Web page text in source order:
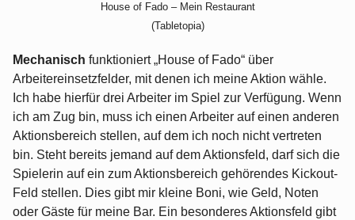
House of Fado – Mein Restaurant
(Tabletopia)
Mechanisch funktioniert „House of Fado“ über
Arbeitereinsetzfelder, mit denen ich meine Aktion wähle.
Ich habe hierfür drei Arbeiter im Spiel zur Verfügung. Wenn
ich am Zug bin, muss ich einen Arbeiter auf einen anderen
Aktionsbereich stellen, auf dem ich noch nicht vertreten
bin. Steht bereits jemand auf dem Aktionsfeld, darf sich die
Spielerin auf ein zum Aktionsbereich gehörendes Kickout-
Feld stellen. Dies gibt mir kleine Boni, wie Geld, Noten
oder Gäste für meine Bar. Ein besonderes Aktionsfeld gibt